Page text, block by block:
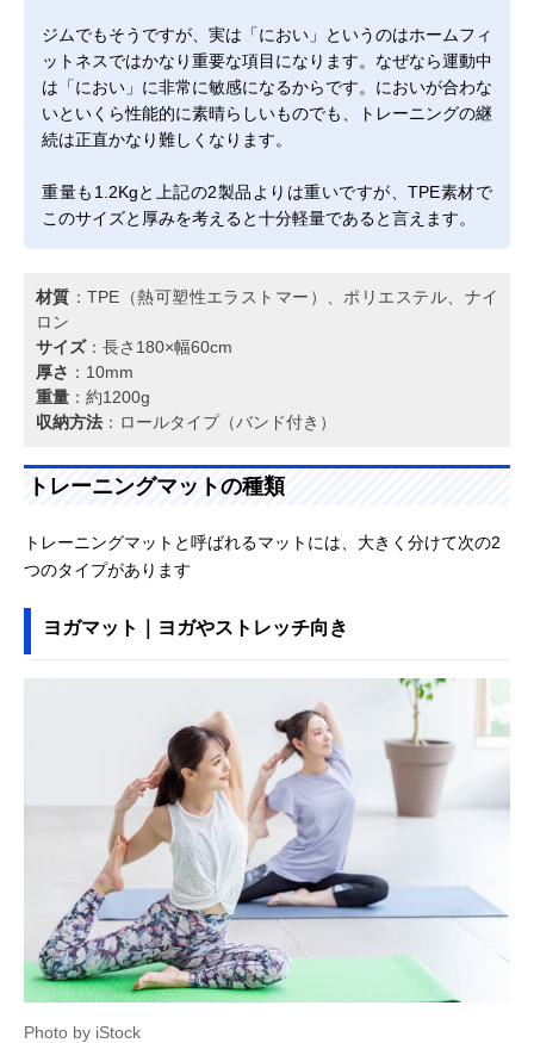
ジムでもそうですが、実は「におい」というのはホームフィ
ットネスではかなり重要な項目になります。なぜなら運動中
は「におい」に非常に敏感になるからです。においが合わな
いといくら性能的に素晴らしいものでも、トレーニングの継
続は正直かなり難しくなります。
重量も1.2Kgと上記の2製品よりは重いですが、TPE素材で
このサイズと厚みを考えると十分軽量であると言えます。
材質 ：TPE（熱可塑性エラストマー）、ポリエステル、ナイ
ロン
サイズ：長さ180×幅60cm
厚さ ：10mm
重量 ：約1200g
収納方法 ：ロールタイプ（バンド付き）
トレーニングマットの種類
トレーニングマットと呼ばれるマットには、大きく分けて次の2
つのタイプがあります
ヨガマット｜ヨガやストレッチ向き
Photo by iStock